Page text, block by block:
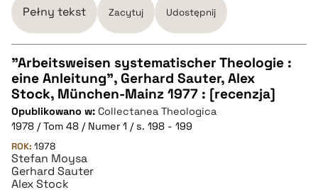
pobierz cytat
Pełny tekst Zacytuj Udostępnij
CZYSTY TEKST
pobierz cytat
BIBTEX
"Arbeitsweisen systematischer Theologie :
eine Anleitung", Gerhard Sauter, Alex
Stock, München-Mainz 1977 : [recenzja]
Opublikowano w: Collectanea Theologica
1978 / Tom 48 / Numer 1 / s. 198 - 199
ROK: 1978
Stefan Moysa
Gerhard Sauter
Alex Stock